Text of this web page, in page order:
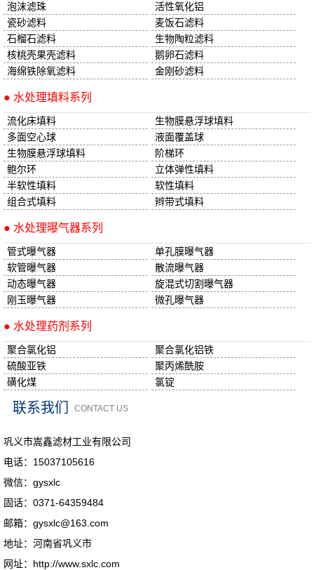
泡沫滤珠
活性氧化铝
瓷砂滤料
麦饭石滤料
石榴石滤料
生物陶粒滤料
核桃壳果壳滤料
鹅卵石滤料
海绵铁除氧滤料
金刚砂滤料
● 水处理填料系列
流化床填料
生物膜悬浮球填料
多面空心球
液面覆盖球
生物膜悬浮球填料
阶梯环
鲍尔环
立体弹性填料
半软性填料
软性填料
组合式填料
辫带式填料
● 水处理曝气器系列
管式曝气器
单孔膜曝气器
软管曝气器
散流曝气器
动态曝气器
旋混式切割曝气器
刚玉曝气器
微孔曝气器
● 水处理药剂系列
聚合氯化铝
聚合氯化铝铁
硫酸亚铁
聚丙烯酰胺
磺化煤
氯锭
联系我们 CONTACT US
巩义市嵩鑫滤材工业有限公司
电话：15037105616
微信：gysxlc
固话：0371-64359484
邮箱：gysxlc@163.com
地址：河南省巩义市
网址：http://www.sxlc.com